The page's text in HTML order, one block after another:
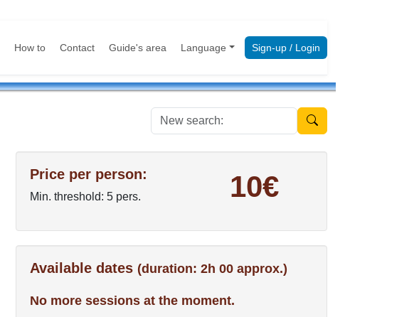
How to Contact Guide's area Language Sign-up / Login
New search:
Price per person:
Min. threshold: 5 pers. 10€
Available dates (duration: 2h 00 approx.)
No more sessions at the moment.